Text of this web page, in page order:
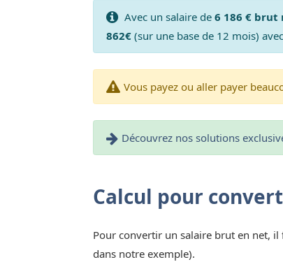
Avec un salaire de 6 186 € brut
862€(sur une base de 12 mois)
Vous payez ou aller payer
Découvrez nos solutions
Calcul pour
Pour convertir un salaire brut en net,
dans notre exemple).